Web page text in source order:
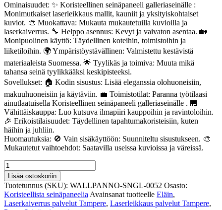
Ominaisuudet: ✨ Koristeellinen seinäpaneeli galleriaseinälle :
Monimutkaiset laserleikkaus mallit, kauniit ja yksityiskohtaiset
kuviot. 🎨 Muokattava: Mukauta mukautetuilla kuvioilla ja
laserkaiverrus. 🔧 Helppo asennus: Kevyt ja vaivaton asentaa. 🏡
Monipuolinen käyttö: Täydellinen koteihin, toimistoihin ja
liiketiloihin. 🌍 Ympäristöystävällinen: Valmistettu kestävistä
materiaaleista Suomessa. 🌟 Tyylikäs ja toimiva: Muuta mikä
tahansa seinä tyylikkääksi keskipisteeksi.
Sovellukset: 🏠 Kodin sisustus: Lisää eleganssia olohuoneisiin,
makuuhuoneisiin ja käytäviin. 💼 Toimistotilat: Paranna työtilaasi
ainutlaatuisella Koristeellinen seinäpaneeli galleriaseinälle . 🏪
Vähittäiskauppa: Luo kutsuva ilmapiiri kauppoihin ja ravintoloihin.
🎉 Erikoistilaisuudet: Täydellinen tapahtumakoristeisiin, kuten
häihin ja juhliin.
Huomautuksia: 🚫 Vain sisäkäyttöön: Suunniteltu sisustukseen. 🎨
Mukautetut vaihtoehdot: Saatavilla useissa kuvioissa ja väreissä.
Koristeellinen
seinäpaneeli
galleriaseinälle
52
määrä
Lisää ostoskoriin
Tuotetunnus (SKU): WALLPANNO-SNGL-0052 Osasto:
Koristeellista seinäpaneelia Avainsanat tuotteelle Eläin,
Laserkaiverrus palvelut Tampere, Laserleikkaus palvelut Tampere,